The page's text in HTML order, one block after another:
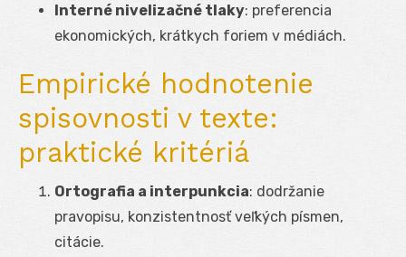
Interné nivelizačné tlaky: preferencia
ekonomických, krátkych foriem v médiách.
Empirické hodnotenie
spisovnosti v texte:
praktické kritériá
Ortografia a interpunkcia: dodržanie
pravopisu, konzistentnosť veľkých písmen,
citácie.